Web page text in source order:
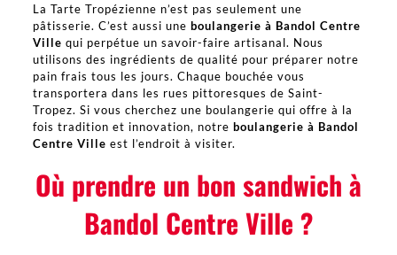
La Tarte Tropézienne n’est pas seulement une
pâtisserie. C’est aussi uneboulangerie à Bandol Centre
Ville qui perpétue un savoir-faire artisanal. Nous
utilisons des ingrédients de qualité pour préparer notre
pain frais tous les jours. Chaque bouchée vous
transportera dans les rues pittoresques de Saint-
Tropez. Si vous cherchez une boulangerie qui offre à la
fois tradition et innovation, notreboulangerie à Bandol
Centre Ville est l’endroit à visiter.
Où prendre un bon sandwich à
Bandol Centre Ville ?